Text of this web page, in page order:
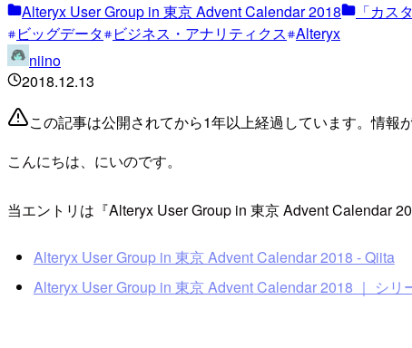
Alteryx User Group in 東京 Advent Calendar 2018 「カス
ビッグデータ
ビジネス・アナリティクス Alteryx
niino
2018.12.13
この記事は公開されてから1年以上経過しています。情報
こんにちは、にいのです。
当エントリは『Alteryx User Group in 東京 Advent Calendar
Alteryx User Group in 東京 Advent Calendar 2018 - Qiita
Alteryx User Group in 東京 Advent Calendar 2018 ｜ シリ